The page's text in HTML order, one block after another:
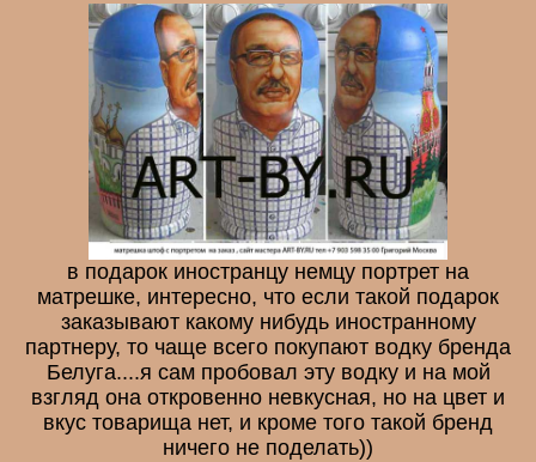
в подарок иностранцу немцу портрет на
матрешке, интересно, что если такой подарок
заказывают какому нибудь иностранному
партнеру, то чаще всего покупают водку бренда
Белуга....я сам пробовал эту водку и на мой
взгляд она откровенно невкусная, но на цвет и
вкус товарища нет, и кроме того такой бренд
ничего не поделать))